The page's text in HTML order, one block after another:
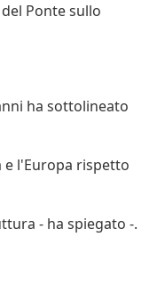
Ponte sullo
ha sottolineato
e l'Europa rispetto
- ha spiegato -.